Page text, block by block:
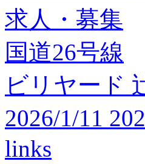
求人・募集
国道26号線
ビリヤード
2026/1/11
links